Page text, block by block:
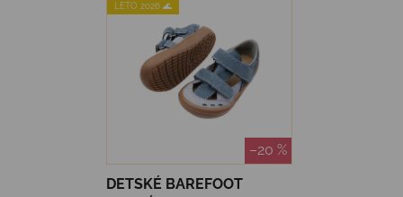
LETO 2026 🌊
–20 %
DETSKÉ BAREFOOT